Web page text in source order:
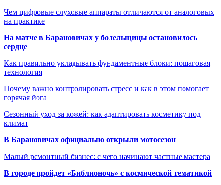
Чем цифровые слуховые аппараты отличаются от аналоговых
на практике
На матче в Барановичах у болельщицы остановилось
сердце
Как правильно укладывать фундаментные блоки: пошаговая
технология
Почему важно контролировать стресс и как в этом помогает
горячая йога
Сезонный уход за кожей: как адаптировать косметику под
климат
В Барановичах официально открыли мотосезон
Малый ремонтный бизнес: с чего начинают частные мастера
В городе пройдет «Библионочь» с космической тематикой